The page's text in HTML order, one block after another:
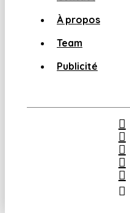
À propos
Team
Publicité